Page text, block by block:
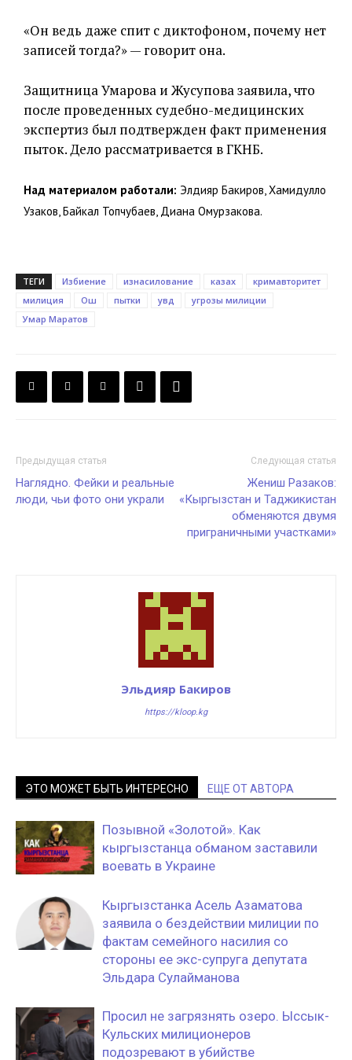
«Он ведь даже спит с диктофоном, почему нет
записей тогда?» — говорит она.
Защитница Умарова и Жусупова заявила, что
после проведенных судебно-медицинских
экспертиз был подтвержден факт применения
пыток. Дело рассматривается в ГКНБ.
Над материалом работали: Элдияр Бакиров, Хамидулло
Узаков, Байкал Топчубаев, Диана Омурзакова.
ТЕГИ Избиение изнасилование казах
кримавторитет
милиция
Ош пытки увд
угрозы милиции
Умар Маратов
Предыдущая статья
Наглядно. Фейки и реальные
люди, чьи фото они украли
Следующая статья
Жениш Разаков:
«Кыргызстан и Таджикистан
обменяются двумя
приграничными участками»
Эльдияр Бакиров
https://kloop.kg
ЭТО МОЖЕТ БЫТЬ ИНТЕРЕСНО ЕЩЕ ОТ АВТОРА
Позывной «Золотой». Как
кыргызстанца обманом заставили
воевать в Украине
Кыргызстанка Асель Азаматова
заявила о бездействии милиции по
фактам семейного насилия со
стороны ее экс-супруга депутата
Эльдара Сулайманова
Просил не загрязнять озеро. Ыссык-
Кульских милиционеров
подозревают в убийстве